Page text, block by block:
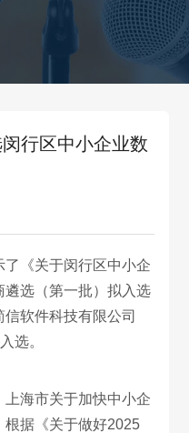
行区中小企业数
《关于闵行区中小企
遴选（第一批）拟入选
软件科技有限公司
选。
海市关于加快中小企
根据《关于做好2025